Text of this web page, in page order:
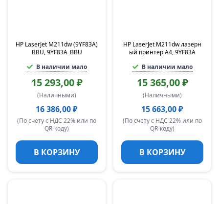
HP LaserJet M211dw (9YF83A)
BBU, 9YF83A_BBU
В наличии мало
15 293,00 ₽
(Наличными)
16 386,00 ₽
(По счету с НДС 22% или по
QR-коду)
В КОРЗИНУ
HP LaserJet M211dw лазерн
ый принтер A4, 9YF83A
В наличии мало
15 365,00 ₽
(Наличными)
15 663,00 ₽
(По счету с НДС 22% или по
QR-коду)
В КОРЗИНУ